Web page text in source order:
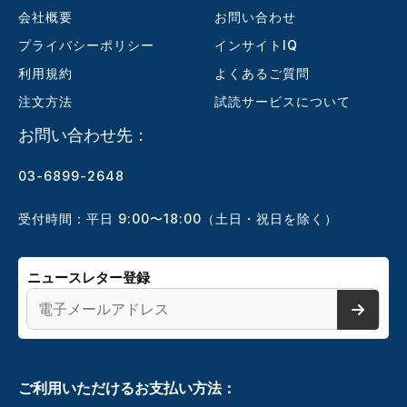
会社概要
プライバシーポリシー
利用規約
注文方法
お問い合わせ
インサイトIQ
よくあるご質問
試読サービスについて
お問い合わせ先：
03-6899-2648
受付時間：平日 9:00〜18:00（土日・祝日を除く）
ニュースレター登録
ご利用いただけるお支払い方法：